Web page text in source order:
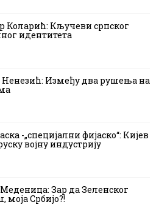
Коларић: Кључеви српског
идентитета
Ненезић: Између два рушења на
-„специјални фијаско“: Кијев
војну индустрију
Зар да Зеленског
моја Србијо?!